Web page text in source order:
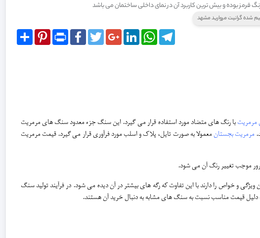
قرمز بوده و بیش ترین کاربرد آن در نمای داخلی ساختمان می ‌باشد
شده گرانیت مروارید مشهد
Share
Pinterest Print
FacebookTwitterGoogle+LinkedIn
WhatsAppTelegram
با رنگ‌ های متضاد مورد استفاده قرار می ‌گیرد. این سنگ جزء معدود سنگ های مرمریت
مرمریت بجستانمعمولا به صورت تایل، پلاک و اسلب مورد فرآوری قرار می ‌گیرد. قیمت مرمریت
موجب تغییر رنگ آن می شود.
ویژگی و خواص را دارند با این تفاوت که رگه های بیشتر در آن دیده می شود. در فرآیند تولید سنگ
قیمت مناسب نسبت به سنگ های مشابه به دنبال خرید آن هستند.